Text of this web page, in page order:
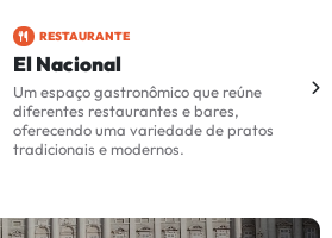
RESTAURANTE
El Nacional
Um espaço gastronômico que reúne
diferentes restaurantes e bares,
oferecendo uma variedade de pratos
tradicionais e modernos.